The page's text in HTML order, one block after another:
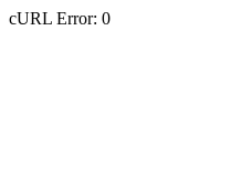
cURL Error: 0